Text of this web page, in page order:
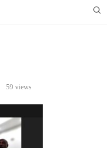
59views